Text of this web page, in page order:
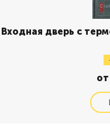
Входная дверь с